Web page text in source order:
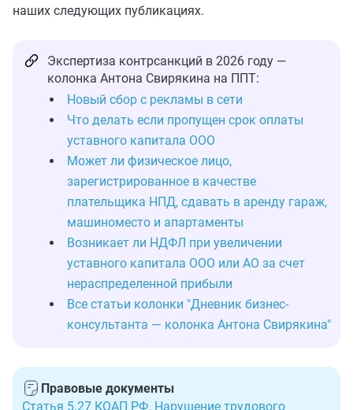
наших следующих публикациях.
Экспертиза контрсанкций в 2026 году —
колонка Антона Свирякина на ППТ:
Новый сбор с рекламы в сети
Что делать если пропущен срок оплаты
уставного капитала ООО
Может ли физическое лицо,
зарегистрированное в качестве
плательщика НПД, сдавать в аренду гараж,
машиноместо и апартаменты
Возникает ли НДФЛ при увеличении
уставного капитала ООО или АО за счет
нераспределенной прибыли
Все статьи колонки "Дневник бизнес-
консультанта — колонка Антона Свирякина"
Правовые документы
Статья 5.27 КОАП РФ. Нарушение трудового